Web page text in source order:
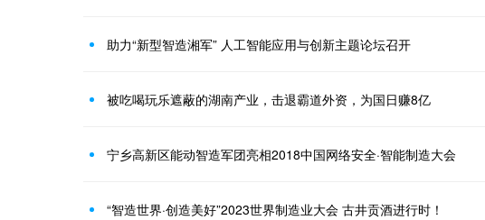
助力“新型智造湘军” 人工智能应用与创新主题论坛召开
被吃喝玩乐遮蔽的湖南产业，击退霸道外资，为国日赚8亿
宁乡高新区能动智造军团亮相2018中国网络安全·智能制造大会
“智造世界·创造美好”2023世界制造业大会 古井贡酒进行时！